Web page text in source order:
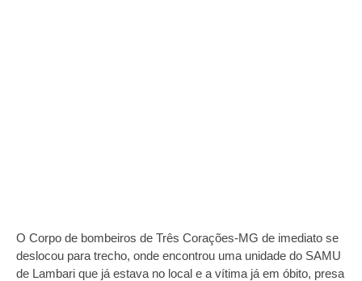
O Corpo de bombeiros de Três Corações-MG de imediato se
deslocou para trecho, onde encontrou uma unidade do SAMU
de Lambari que já estava no local e a vítima já em óbito, presa